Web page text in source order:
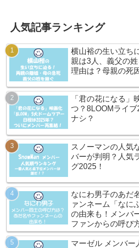
人気記事ランキング
横山裕の生い立ち
親は3人、義父の
理由は？母親の死
「君の花になる」
つ？8LOOMライブ
ナシ？
スノーマンの人気
バーが判明？人気
グ2025！
なにわ男子のあだ
ァンネーム「なに
の由来も！メンバ
ファンからの呼び
マーゼル メンバー